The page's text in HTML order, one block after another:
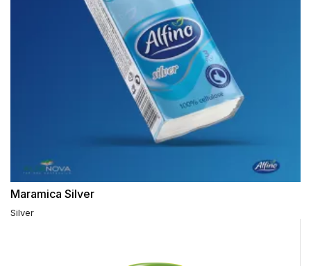
Maramica Silver
Silver